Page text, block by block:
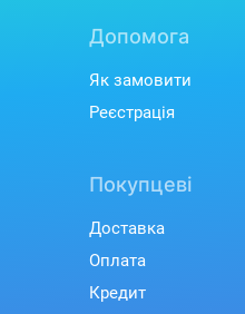
Допомога
Як замовити
Реєстрація
Покупцеві
Доставка
Оплата
Кредит